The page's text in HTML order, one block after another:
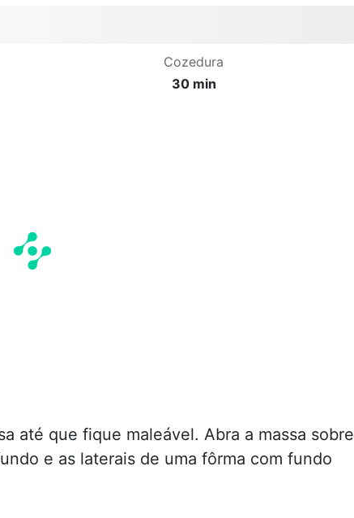
Cozedura
30 min
até que fique maleável. Abra a massa sobre
e as laterais de uma fôrma com fundo